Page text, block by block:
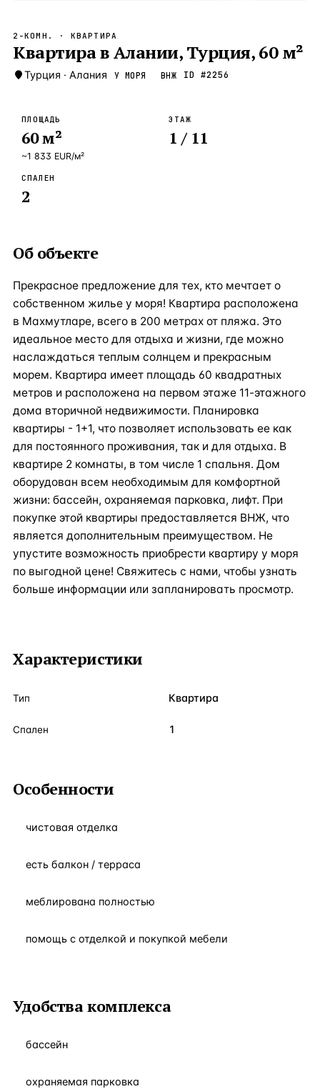
Новороссийск — Локация Россия · 2
Стамбул —Локация
ЧАСТО ИЩУТ
Турция Россия
2-КОМН. · КВАРТИРА
Квартира в Алании, Турция, 60 м²
Турция · Алания У МОРЯ ВНЖ ID #2256
ПЛОЩАДЬ
60м²
~1 833 EUR/м²
ЭТАЖ
1 / 11
СПАЛЕН
2
Об объекте
Прекрасное предложение для тех, кто мечтает о
собственном жилье у моря! Квартира расположена
в Махмутларе, всего в 200 метрах от пляжа. Это
идеальное место для отдыха и жизни, где можно
наслаждаться теплым солнцем и прекрасным
морем. Квартира имеет площадь 60 квадратных
метров и расположена на первом этаже 11-этажного
дома вторичной недвижимости. Планировка
квартиры - 1+1, что позволяет использовать ее как
для постоянного проживания, так и для отдыха. В
квартире 2 комнаты, в том числе 1 спальня. Дом
оборудован всем необходимым для комфортной
жизни: бассейн, охраняемая парковка, лифт. При
покупке этой квартиры предоставляется ВНЖ, что
является дополнительным преимуществом. Не
упустите возможность приобрести квартиру у моря
по выгодной цене! Свяжитесь с нами, чтобы узнать
больше информации или запланировать просмотр.
Характеристики
Тип Квартира
Спален 1
Особенности
чистовая отделка
есть балкон / терраса
меблирована полностью
помощь с отделкой и покупкой мебели
Удобства комплекса
бассейн
охраняемая парковка